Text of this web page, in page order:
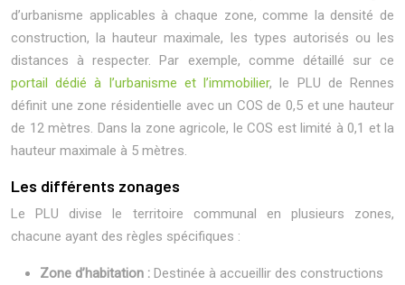
d’urbanisme applicables à chaque zone, comme la densité de
construction, la hauteur maximale, les types autorisés ou les
distances à respecter. Par exemple, comme détaillé sur ce
portail dédié à l’urbanisme et l’immobilier, le PLU de Rennes
définit une zone résidentielle avec un COS de 0,5 et une hauteur
de 12 mètres. Dans la zone agricole, le COS est limité à 0,1 et la
hauteur maximale à 5 mètres.
Les différents zonages
Le PLU divise le territoire communal en plusieurs zones,
chacune ayant des règles spécifiques :
Zone d’habitation : Destinée à accueillir des constructions